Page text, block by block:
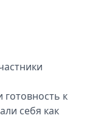
к
себя как